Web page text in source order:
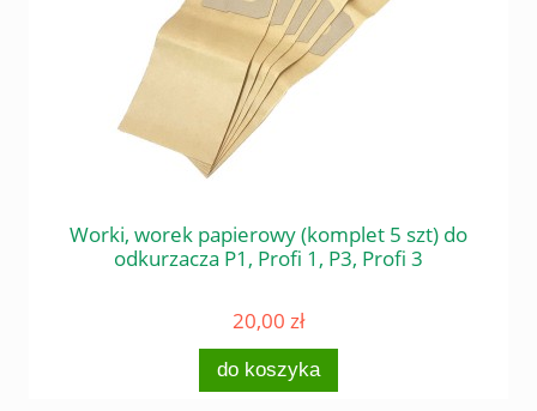
Worki, worek papierowy (komplet 5 szt) do
odkurzacza P1, Profi 1, P3, Profi 3
20,00 zł
do koszyka